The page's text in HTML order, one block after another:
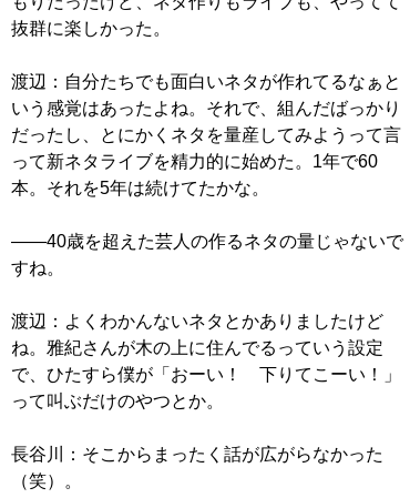
抜群に楽しかった。
渡辺：自分たちでも面白いネタが作れてるなぁと
いう感覚はあったよね。それで、組んだばっかり
だったし、とにかくネタを量産してみようって言
って新ネタライブを精力的に始めた。1年で60
本。それを5年は続けてたかな。
――40歳を超えた芸人の作るネタの量じゃないで
すね。
渡辺：よくわかんないネタとかありましたけど
ね。雅紀さんが木の上に住んでるっていう設定
で、ひたすら僕が「おーい！ 下りてこーい！」
って叫ぶだけのやつとか。
長谷川：そこからまったく話が広がらなかった
（笑）。